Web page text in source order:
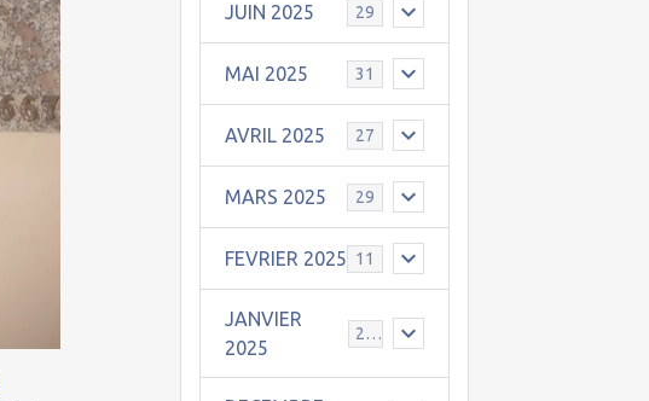
JUIN 2025 29
MAI 2025 31
AVRIL 2025 27
MARS 2025 29
FEVRIER 2025 11
JANVIER
2025
25